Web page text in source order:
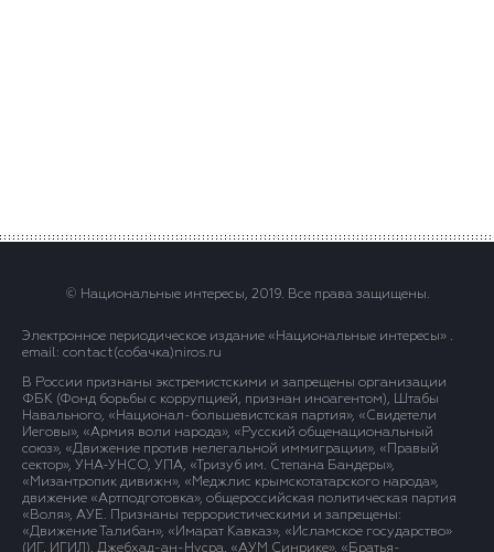
© Национальные интересы, 2019. Все права защищены.
Электронное периодическое издание «Национальные интересы» .
email: contact(сoбaчка)niros.ru
В России признаны экстремистскими и запрещены организации
ФБК (Фонд борьбы с коррупцией, признан иноагентом), Штабы
Навального, «Национал-большевистская партия», «Свидетели
Иеговы», «Армия воли народа», «Русский общенациональный
союз», «Движение против нелегальной иммиграции», «Правый
сектор», УНА-УНСО, УПА, «Тризуб им. Степана Бандеры»,
«Мизантропик дивижн», «Меджлис крымскотатарского народа»,
движение «Артподготовка», общероссийская политическая партия
«Воля», АУЕ. Признаны террористическими и запрещены:
«Движение Талибан», «Имарат Кавказ», «Исламское государство»
(ИГ, ИГИЛ), Джебхад-ан-Нусра, «АУМ Синрике», «Братья-